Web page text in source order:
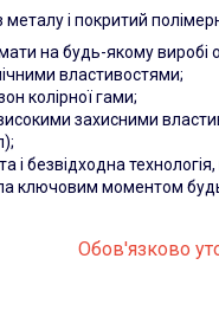
металу і покритий
на будь-якому виробі
властивостями;
колірної гами;
захисними
і безвідходна
ключовим моментом
Обов'язково